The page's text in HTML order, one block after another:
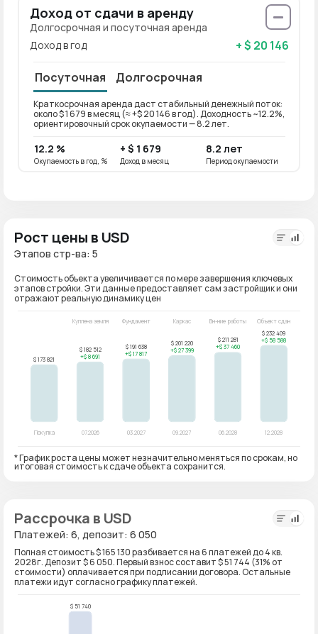
Доход от сдачи в аренду
Долгосрочная и посуточная аренда
Доход в год
+ $ 20 146
Посуточная Долгосрочная
Краткосрочная аренда даст стабильный денежный поток:
около $ 1 679 в месяц (≈ +$ 20 146 в год). Доходность ~12.2%,
ориентировочный срок окупаемости — 8.2 лет.
12.2 %
Окупаемость в год, %
+ $ 1 679
Доход в месяц
8.2 лет
Период окупаемости
Рост цены в USD
Этапов стр-ва: 5
Стоимость объекта увеличивается по мере завершения ключевых
этапов стройки. Эти данные предоставляет сам застройщик и они
отражают реальную динамику цен
* График роста цены может незначительно меняться по срокам, но
итоговая стоимость к сдаче объекта сохранится.
Рассрочка в USD
Платежей: 6, депозит: 6 050
Полная стоимость $ 165 130 разбивается на 6 платежей до 4 кв.
2028г. Депозит $ 6 050. Первый взнос составит $ 51 744 (31% от
стоимости) оплачивается при подписании договора. Остальные
платежи идут согласно графику платежей.